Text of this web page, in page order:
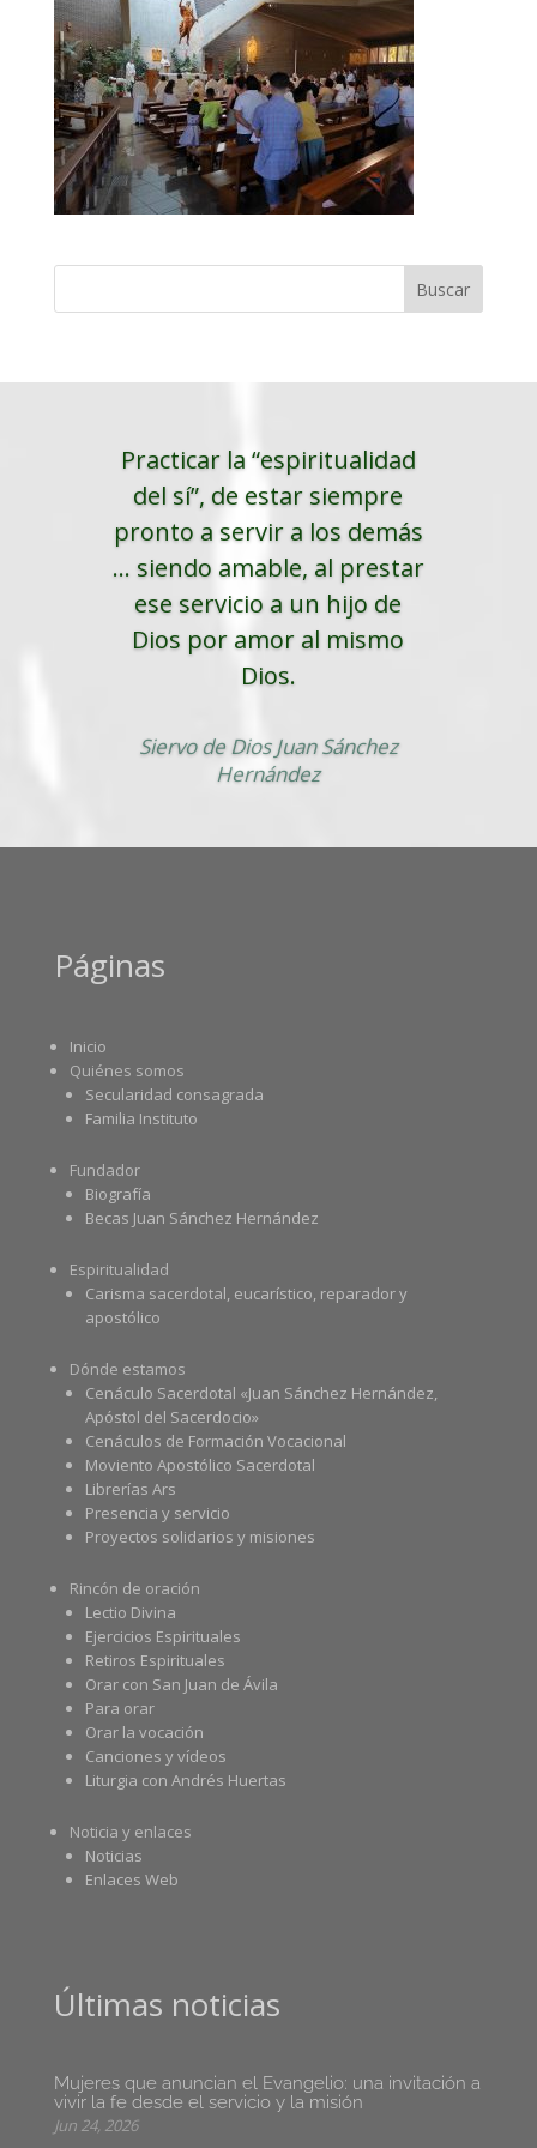
Practicar la “espiritualidad
del sí”, de estar siempre
pronto a servir a los demás
... siendo amable, al prestar
ese servicio a un hijo de
Dios por amor al mismo
Dios.
Siervo de Dios Juan Sánchez
Hernández
Páginas
Inicio
Quiénes somos
Secularidad consagrada
Familia Instituto
Fundador
Biografía
Becas Juan Sánchez Hernández
Espiritualidad
Carisma sacerdotal, eucarístico, reparador y
apostólico
Dónde estamos
Cenáculo Sacerdotal «Juan Sánchez Hernández,
Apóstol del Sacerdocio»
Cenáculos de Formación Vocacional
Moviento Apostólico Sacerdotal
Librerías Ars
Presencia y servicio
Proyectos solidarios y misiones
Rincón de oración
Lectio Divina
Ejercicios Espirituales
Retiros Espirituales
Orar con San Juan de Ávila
Para orar
Orar la vocación
Canciones y vídeos
Liturgia con Andrés Huertas
Noticia y enlaces
Noticias
Enlaces Web
Últimas noticias
Mujeres que anuncian el Evangelio: una invitación a
vivir la fe desde el servicio y la misión
Jun 24, 2026